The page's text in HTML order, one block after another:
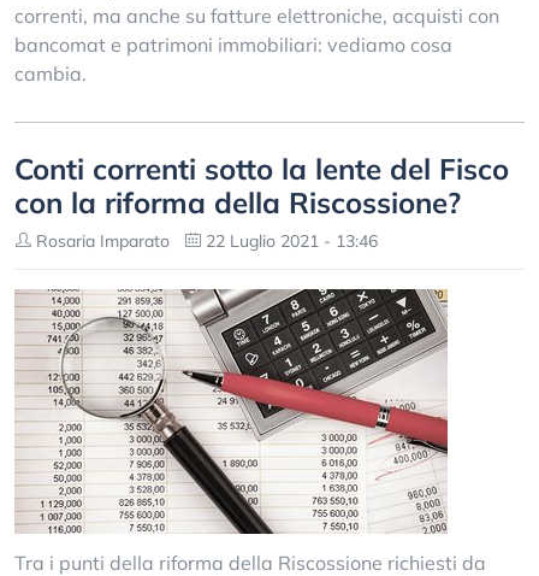
correnti, ma anche su fatture elettroniche, acquisti con
bancomat e patrimoni immobiliari: vediamo cosa
cambia.
Conti correnti sotto la lente del Fisco
con la riforma della Riscossione?
Rosaria Imparato 22 Luglio 2021 - 13:46
Tra i punti della riforma della Riscossione richiesti da